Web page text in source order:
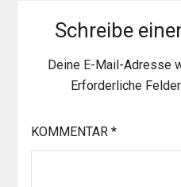
Schreibe
Deine E-Mail-Adresse
Erforderliche
KOMMENTAR *